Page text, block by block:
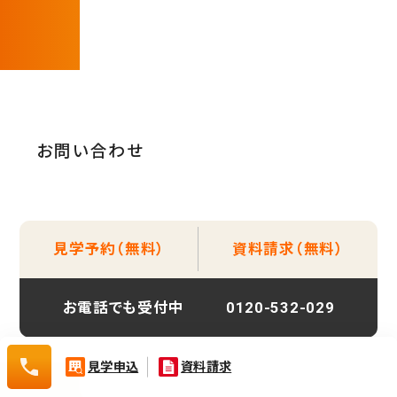
0120-
532-
見学申込 資料請求
0120-532-029
お問い合わせ
見学予約（無料） 資料請求（無料）
お電話でも受付中 0120-532-029